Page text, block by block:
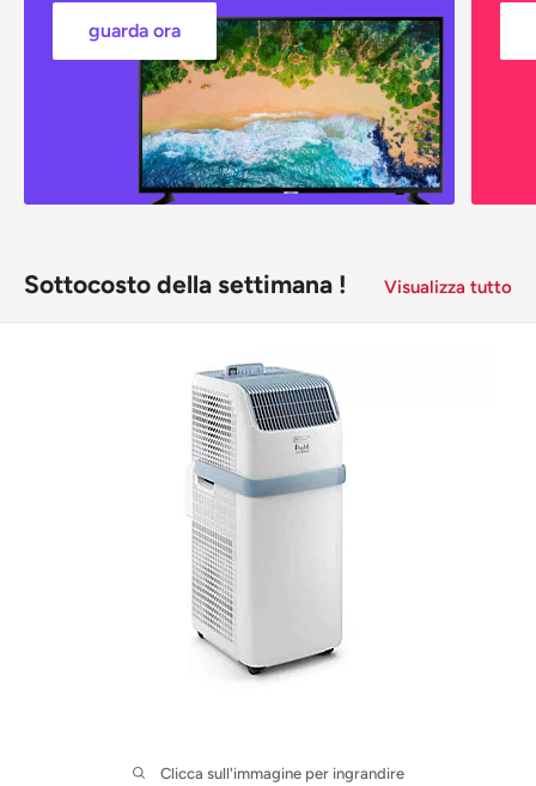
guarda ora
Sottocosto della settimana ! Visualizza tutto
Clicca sull'immagine per ingrandire